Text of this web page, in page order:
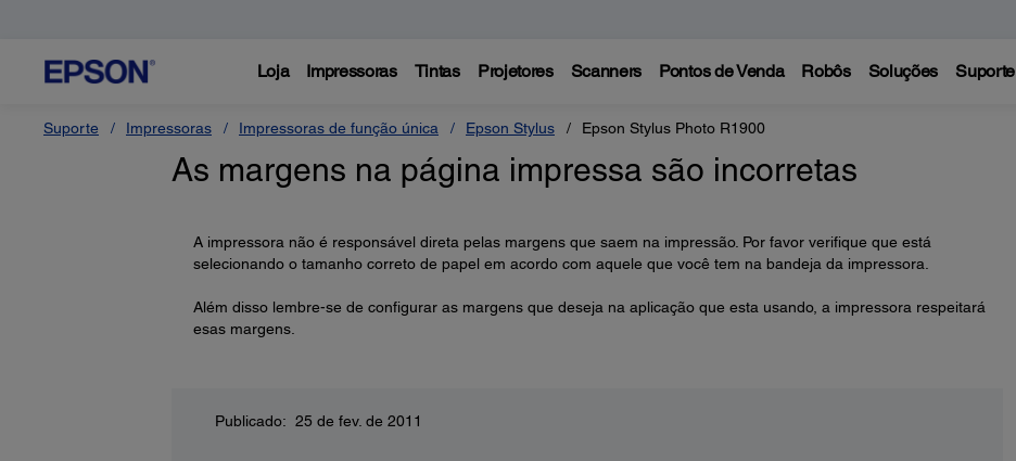
Loja Impressoras Tintas Projetores Scanners Pontos de Venda Robôs Soluções Suporte
Suporte Impressoras Impressoras de função única Epson Stylus Epson Stylus Photo R1900
As margens na página impressa são incorretas
A impressora não é responsável direta pelas margens que saem na impressão. Por favor verifique que está
selecionando o tamanho correto de papel em acordo com aquele que você tem na bandeja da impressora.
Além disso lembre-se de configurar as margens que deseja na aplicação que esta usando, a impressora respeitará
esas margens.
Publicado: 25 de fev. de 2011